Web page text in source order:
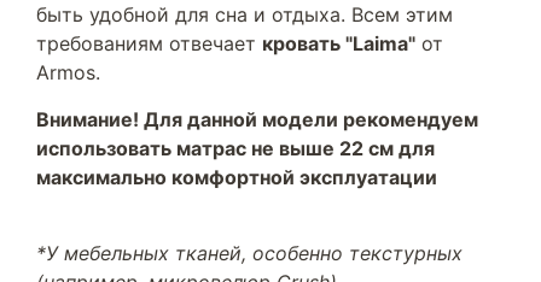
быть удобной для сна и отдыха. Всем этим
требованиям отвечает кровать "Laima" от
Armos.
Внимание! Для данной модели рекомендуем
использовать матрас не выше 22 см для
максимально комфортной эксплуатации
*У мебельных тканей, особенно текстурных